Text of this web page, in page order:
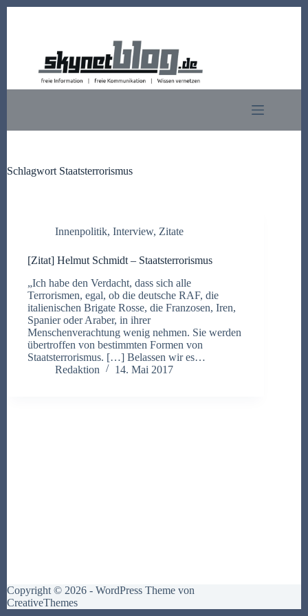
Schlagwort Staatsterrorismus
Innenpolitik, Interview, Zitate
[Zitat] Helmut Schmidt – Staatsterrorismus
„Ich habe den Verdacht, dass sich alle
Terrorismen, egal, ob die deutsche RAF, die
italienischen Brigate Rosse, die Franzosen, Iren,
Spanier oder Araber, in ihrer
Menschenverachtung wenig nehmen. Sie werden
übertroffen von bestimmten Formen von
Staatsterrorismus. […] Belassen wir es…
Redaktion
14. Mai 2017
Copyright © 2026 - WordPress Theme von
CreativeThemes